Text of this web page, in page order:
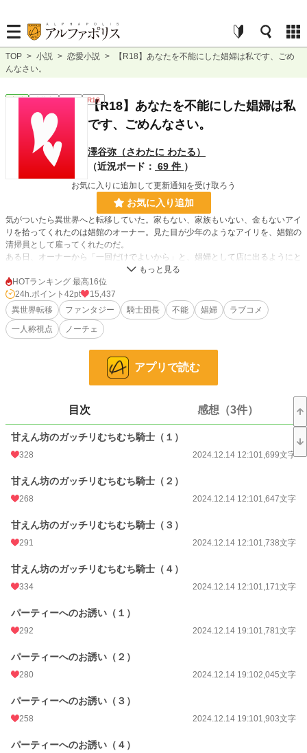
TOP > 小説 > 恋愛小説 >
【R18】あなたを不能にした娼婦は私です、ごめ
んなさい。
恋愛 連載中 長編 R18
【R18】あなたを不能にした娼婦は私
です、ごめんなさい。
澤谷弥（さわたに わたる）
（近況ボード： 69 件 ）
お気に入りに追加して更新通知を受け取ろう
お気に入り追加
気がついたら異世界へと転移していた。家もない、家族もいない、金もないアイ
リを拾ってくれたのは娼館のオーナー。見た目が少年のようなアイリを、娼館の
清掃員として雇ってくれたのだ。
ある日、オーナーから「一回だけでよいから」と、娼婦として店に出るようにと
頼まれる。少年のような見た目のアイリは、カツラをつけてできるだけ魅力的な
女性になるようにと努める。
そのときの相手は騎士団第五師団長のウィルフォード。彼は潜入調査として娼館
を訪れていたのだが、アイリのせいで女性恐怖症となり不能となる。
ウィフォードの身体を張った調査の結果、娼館のオーナーは捕まり、アイリは仕
事と住む場所を失ってしまう。そんな彼女に救いの手を差し伸べたのは、やはり
しかし彼は、あのときの娼婦が目の前のアイリであるとは気づいていない。アイ
リは使用人として、彼の屋敷で働き始めたのだが――
※R18作品です！！濡れ場表記があります。
17,433 位 / 228,792 件
恋愛 7,729 位 / 66,373 件
お気に入り
24h.ポイント 42 pt
更新日時 2025.02.15 20:10
年間ポイント
累計ポイント 276,934 pt (16,099 位)
HOTランキング 最高16位
24h.ポイント 42pt
15,437
異世界転移
ファンタジー 騎士団長 不能 娼婦
ラブコメ
一人称視点
ノーチェ
アプリで読む
目次 感想（3件）
甘えん坊のガッチリむちむち騎士（１）
328 2024.12.14 12:101,699文字
甘えん坊のガッチリむちむち騎士（２）
268 2024.12.14 12:101,647文字
甘えん坊のガッチリむちむち騎士（３）
291 2024.12.14 12:101,738文字
甘えん坊のガッチリむちむち騎士（４）
334 2024.12.14 12:101,171文字
パーティーへのお誘い（１）
292 2024.12.14 19:101,781文字
パーティーへのお誘い（２）
280 2024.12.14 19:102,045文字
パーティーへのお誘い（３）
258 2024.12.14 19:101,903文字
パーティーへのお誘い（４）